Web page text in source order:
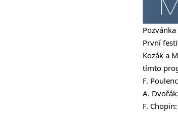
První
Kozák a
tímto
F.
A.
F.